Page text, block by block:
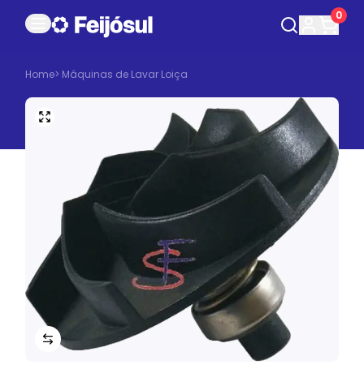
0
Home> Máquinas de Lavar Loiça